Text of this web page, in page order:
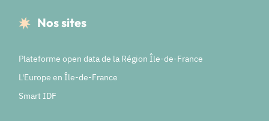
Nos sites
Plateforme open data de la Région Île-de-France
L'Europe en Île-de-France
Smart IDF